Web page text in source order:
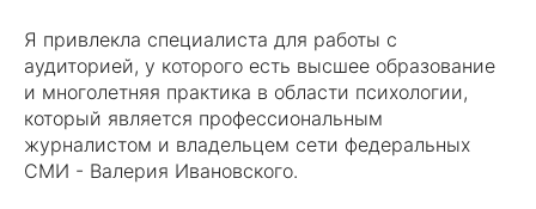
Я привлекла специалиста для работы с
аудиторией, у которого есть высшее образование
и многолетняя практика в области психологии,
который является профессиональным
журналистом и владельцем сети федеральных
СМИ - Валерия Ивановского.